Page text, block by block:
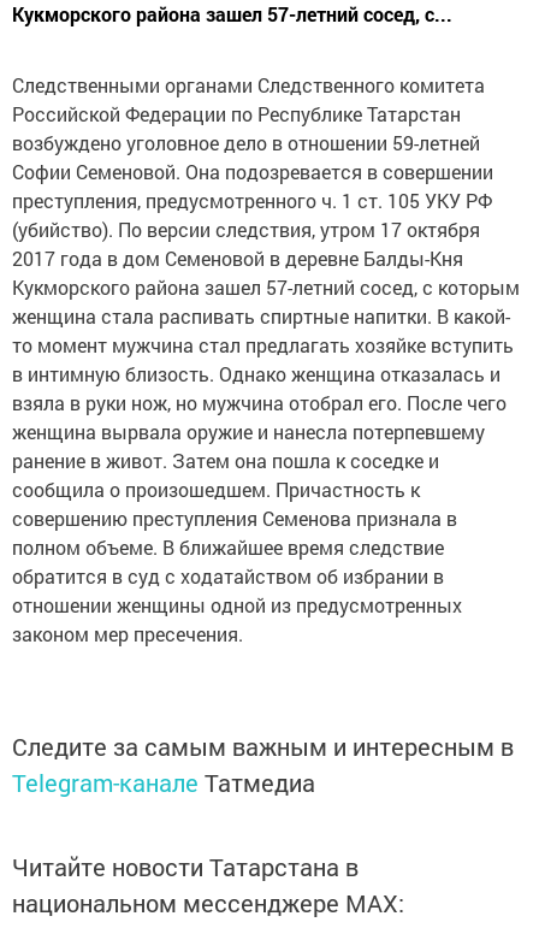
Кукморского района зашел 57-летний сосед, с...
Следственными органами Следственного комитета
Российской Федерации по Республике Татарстан
возбуждено уголовное дело в отношении 59-летней
Софии Семеновой. Она подозревается в совершении
преступления, предусмотренного ч. 1 ст. 105 УКУ РФ
(убийство). По версии следствия, утром 17 октября
2017 года в дом Семеновой в деревне Балды-Кня
Кукморского района зашел 57-летний сосед, с которым
женщина стала распивать спиртные напитки. В какой-
то момент мужчина стал предлагать хозяйке вступить
в интимную близость. Однако женщина отказалась и
взяла в руки нож, но мужчина отобрал его. После чего
женщина вырвала оружие и нанесла потерпевшему
ранение в живот. Затем она пошла к соседке и
сообщила о произошедшем. Причастность к
совершению преступления Семенова признала в
полном объеме. В ближайшее время следствие
обратится в суд с ходатайством об избрании в
отношении женщины одной из предусмотренных
законом мер пресечения.
Следите за самым важным и интересным в
Telegram-канале Татмедиа
Читайте новости Татарстана в
национальном мессенджере MАХ: